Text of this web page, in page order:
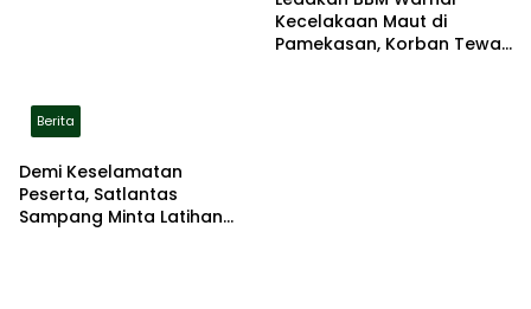
Berita
Demi Keselamatan
Peserta, Satlantas
Sampang Minta Latihan
Kecelakaan Maut di
Pamekasan, Korban Tewas